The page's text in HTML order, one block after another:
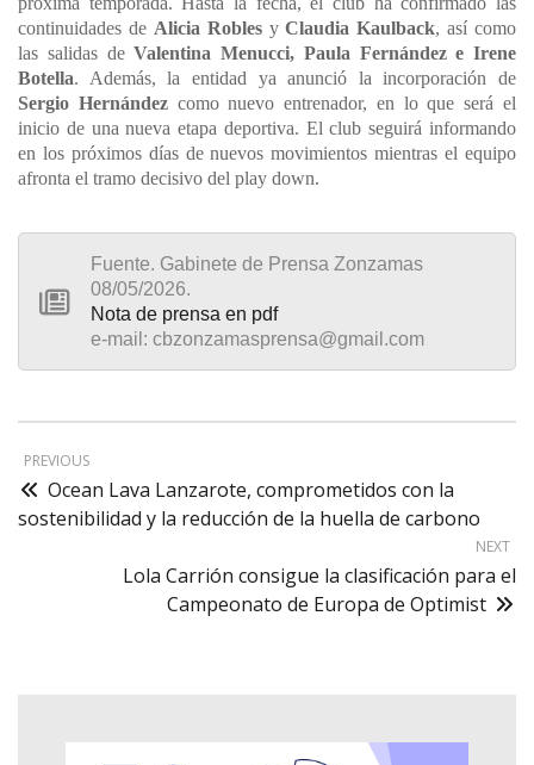
continuidades de Alicia RoblesyClaudia Kaulback, así como
las salidas deValentina Menucci, Paula Fernández e Irene
Botella. Además, la entidad ya anunció la incorporación de
Sergio Hernándezcomo nuevo entrenador, en lo que será el
inicio de una nueva etapa deportiva. El club seguirá informando
en los próximos días de nuevos movimientos mientras el equipo
afronta el tramo decisivo del play down.
Fuente. Gabinete de Prensa Zonzamas
08/05/2026.
Nota de prensa en pdf
e-mail: cbzonzamasprensa@gmail.com
PREVIOUS
Ocean Lava Lanzarote, comprometidos con la
sostenibilidad y la reducción de la huella de carbono
NEXT
Lola Carrión consigue la clasificación para el
Campeonato de Europa de Optimist